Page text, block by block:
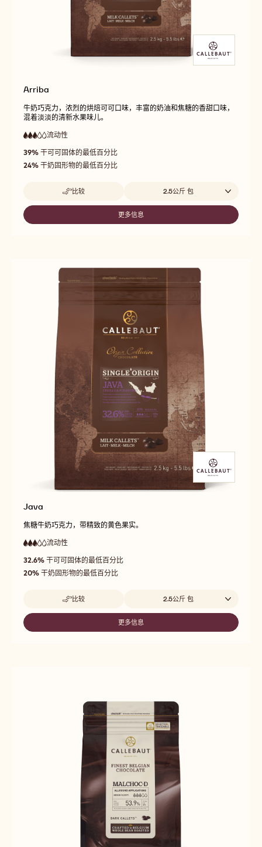
Arriba
牛奶巧克力，浓烈的烘焙可可口味，丰富的奶油和焦糖的香甜口味，
混着淡淡的清新水果味儿。
3
out
of
5
流动性
等
流
39% 干可可固体的最低百分比
24% 干奶固形物的最低百分比
比较
-
ARRIBA
Beschikbare maten
2.5公斤 包
更多信息
-
Java
焦糖牛奶巧克力，带精致的黄色果实。
3
out
of
5
流动性
等
流
32.6% 干可可固体的最低百分比
20% 干奶固形物的最低百分比
比较
-
JAVA
Beschikbare maten
2.5公斤 包
更多信息
-